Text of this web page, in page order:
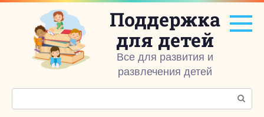
Перейти
контенту
Поддержка
для детей
Все для развития и
развлечения детей
Поиск: